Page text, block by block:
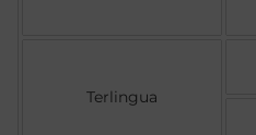
Terlingua